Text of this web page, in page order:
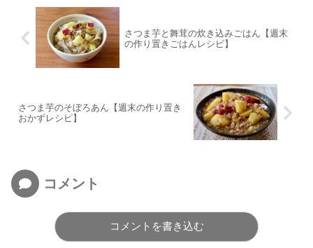
さつま芋と舞茸の炊き込みごはん【週末
の作り置きごはんレシピ】
さつま芋のそぼろあん【週末の作り置き
おかずレシピ】
コメント
コメントを書き込む